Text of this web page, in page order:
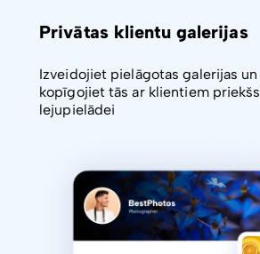
Privātas klientu galerijas
Izveidojiet pielāgotas galerijas
kopīgojiet tās ar klientiem
lejupielādei